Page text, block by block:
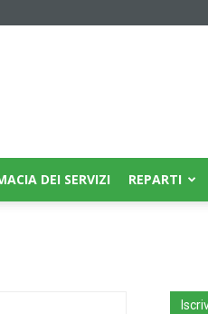
DEI SERVIZI REPARTI